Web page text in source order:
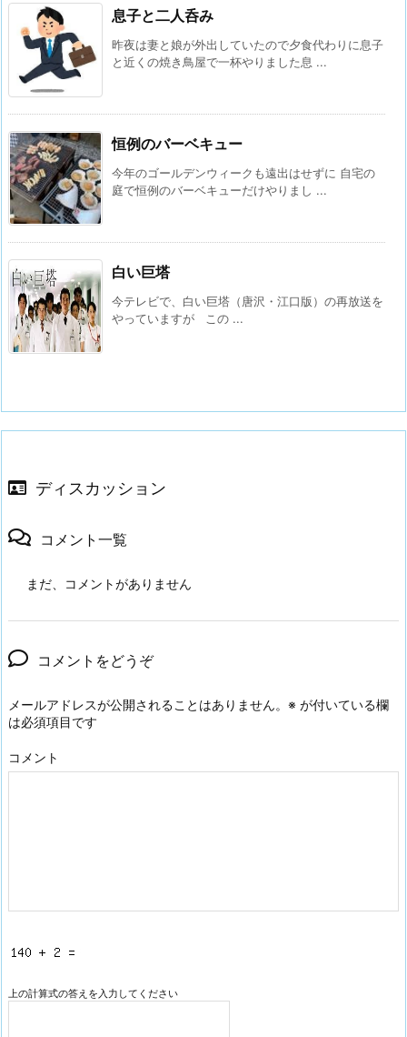
息子と二人呑み
昨夜は妻と娘が外出していたので夕食代わりに息子
と近くの焼き鳥屋で一杯やりました息 ...
恒例のバーベキュー
今年のゴールデンウィークも遠出はせずに 自宅の
庭で恒例のバーベキューだけやりまし ...
白い巨塔
今テレビで、白い巨塔（唐沢・江口版）の再放送を
やっていますが この ...
ディスカッション
コメント一覧
まだ、コメントがありません
コメントをどうぞ
メールアドレスが公開されることはありません。 ※ が付いている欄
は必須項目です
コメント
上の計算式の答えを入力してください